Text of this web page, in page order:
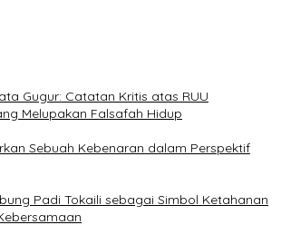
Gugur: Catatan Kritis atas RUU
Melupakan Falsafah Hidup
Sebuah Kebenaran dalam Perspektif
Padi Tokaili sebagai Simbol Ketahanan